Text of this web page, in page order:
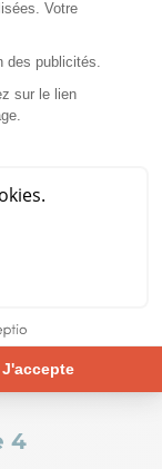
Votre
des publicités.
sur le lien
J'accepte
gérer vos
vont
catégorie :
Ces
demandent
ils ont
de
hydratation
et
pour
4